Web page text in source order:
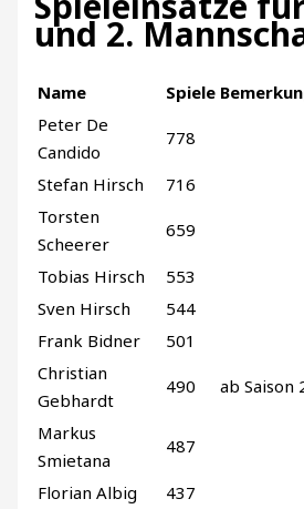
und 2.
Name Spiele
Peter De
Candido
778
Stefan Hirsch
716
Torsten
Scheerer
659
Tobias Hirsch
553
Sven Hirsch
544
Frank Bidner
501
Christian
Gebhardt
490 ab Saison
Markus
Smietana
487
Florian Albig
437